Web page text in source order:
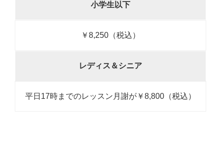
小学生以下
￥8,250（税込）
レディス＆シニア
平日17時までのレッスン月謝が￥8,800（税込）